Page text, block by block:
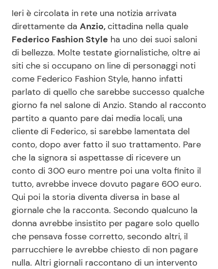
Salute
Viaggi e Turismo
Festività
Ricette Facili e Veloci
Ricette Feste
Ricette per Bambini
Seguici
Info
Chi siamo
Disclaimer e Privacy
Redazione
Contattaci
Ieri è circolata in rete una notizia arrivata
direttamente da Anzio, cittadina nella quale
Federico Fashion Style ha uno dei suoi saloni
di bellezza. Molte testate giornalistiche, oltre ai
siti che si occupano on line di personaggi noti
come Federico Fashion Style, hanno infatti
parlato di quello che sarebbe successo qualche
giorno fa nel salone di Anzio. Stando al racconto
partito a quanto pare dai media locali, una
cliente di Federico, si sarebbe lamentata del
conto, dopo aver fatto il suo trattamento. Pare
che la signora si aspettasse di ricevere un
conto di 300 euro mentre poi una volta finito il
tutto, avrebbe invece dovuto pagare 600 euro.
Qui poi la storia diventa diversa in base al
giornale che la racconta. Secondo qualcuno la
donna avrebbe insistito per pagare solo quello
che pensava fosse corretto, secondo altri, il
parrucchiere le avrebbe chiesto di non pagare
nulla. Altri giornali raccontano di un intervento